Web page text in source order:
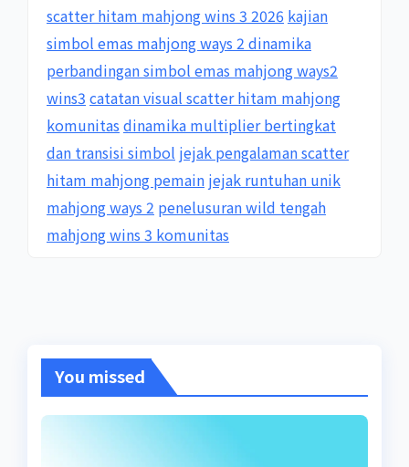
scatter hitam mahjong wins 3 2026 kajian
simbol emas mahjong ways 2 dinamika
perbandingan simbol emas mahjong ways2
wins3 catatan visual scatter hitam mahjong
komunitas dinamika multiplier bertingkat
dan transisi simbol jejak pengalaman scatter
hitam mahjong pemain jejak runtuhan unik
mahjong ways 2 penelusuran wild tengah
mahjong wins 3 komunitas
You missed